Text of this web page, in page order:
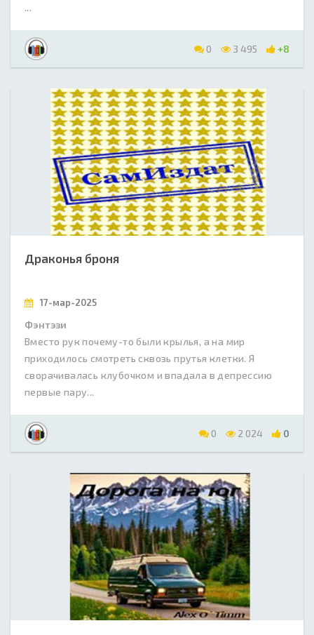
...
0 3 495 +8
Драконья броня
17-мар-2025
Фэнтэзи
Вместо рук почему-то были крылья, а на мир
приходилось смотреть сквозь прутья клетки. Я
сворачивалась клубочком и впадала в депрессию
первые пару...
0 2 024 0